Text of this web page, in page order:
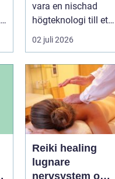
vara en nischad
högteknologi till ett
praktiskt verktyg
fö...
02 juli 2026
Reiki healing
lugnare
nervsystem och